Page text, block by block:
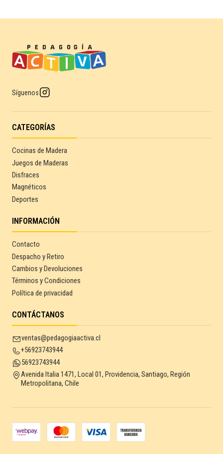
Síguenos
CATEGORÍAS
Cocinas de Madera
Juegos de Maderas
Disfraces
Magnéticos
Deportes
INFORMACIÓN
Contacto
Despacho y Retiro
Cambios y Devoluciones
Términos y Condiciones
Política de privacidad
CONTÁCTANOS
ventas@pedagogiaactiva.cl
+56923743944
56923743944
Avenida Italia 1471, Local 01, Providencia, Santiago, Región
Metropolitana, Chile